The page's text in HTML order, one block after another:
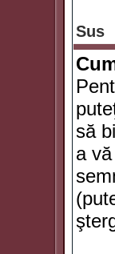
Sus
să
a